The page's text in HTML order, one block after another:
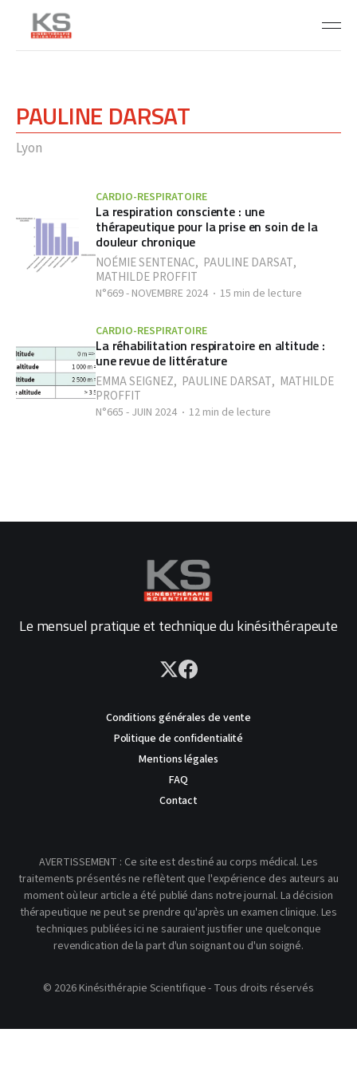
PAULINE DARSAT
Lyon
CARDIO-RESPIRATOIRE
La respiration consciente : une
thérapeutique pour la prise en soin de la
douleur chronique
NOÉMIE SENTENAC, PAULINE DARSAT,
MATHILDE PROFFIT
N°669 - NOVEMBRE 2024 15 min de lecture
CARDIO-RESPIRATOIRE
La réhabilitation respiratoire en altitude :
une revue de littérature
EMMA SEIGNEZ, PAULINE DARSAT, MATHILDE
PROFFIT
N°665 - JUIN 2024 12 min de lecture
Le mensuel pratique et technique du kinésithérapeute
Conditions générales de vente
Politique de confidentialité
Mentions légales
FAQ
Contact
AVERTISSEMENT : Ce site est destiné au corps médical. Les
traitements présentés ne reflètent que l'expérience des auteurs au
moment où leur article a été publié dans notre journal. La décision
thérapeutique ne peut se prendre qu'après un examen clinique. Les
techniques publiées ici ne sauraient justifier une quelconque
revendication de la part d'un soignant ou d'un soigné.
© 2026 Kinésithérapie Scientifique - Tous droits réservés